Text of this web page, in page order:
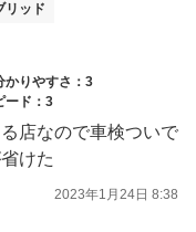
リッド
かりやすさ：3
ード：3
店なので車検ついで
けた
2023年1月24日 8:38